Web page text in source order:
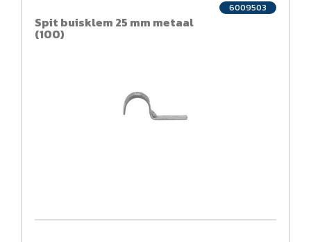
Spit buisklem 25 mm metaal
(100)
6009503